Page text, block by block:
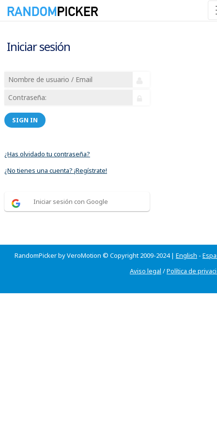
Iniciar sesión
SIGN IN
¿Has olvidado tu contraseña?
¿No tienes una cuenta? ¡Regístrate!
Iniciar sesión con Google
RandomPicker by VeroMotion © Copyright 2009-2024 | English -
Aviso legal /Política de